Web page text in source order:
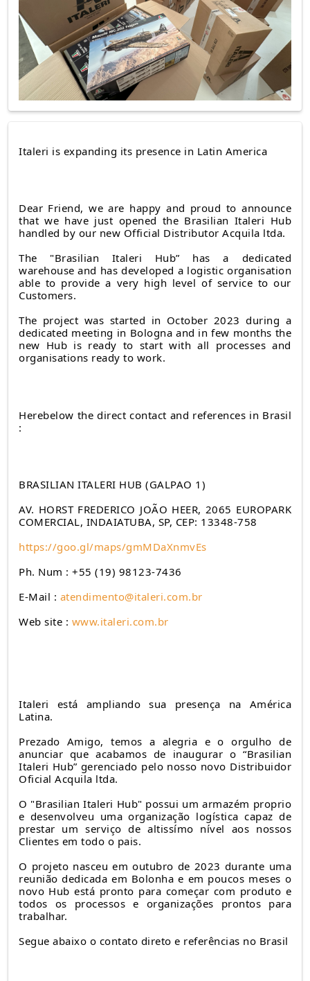
Italeri is expanding its presence in Latin America
Dear Friend, we are happy and proud to announce
that we have just opened the Brasilian Italeri Hub
handled by our new Official Distributor Acquila ltda.
The "Brasilian Italeri Hub” has a dedicated
warehouse and has developed a logistic organisation
able to provide a very high level of service to our
Customers.
The project was started in October 2023 during a
dedicated meeting in Bologna and in few months the
new Hub is ready to start with all processes and
organisations ready to work.
Herebelow the direct contact and references in Brasil
:
BRASILIAN ITALERI HUB (GALPAO 1)
AV. HORST FREDERICO JOÃO HEER, 2065 EUROPARK
COMERCIAL, INDAIATUBA, SP, CEP: 13348-758
https://goo.gl/maps/gmMDaXnmvEs
Ph. Num : +55 (19) 98123-7436
E-Mail : atendimento@italeri.com.br
Web site : www.italeri.com.br
Italeri está ampliando sua presença na América
Latina.
Prezado Amigo, temos a alegria e o orgulho de
anunciar que acabamos de inaugurar o “Brasilian
Italeri Hub” gerenciado pelo nosso novo Distribuidor
Oficial Acquila ltda.
O "Brasilian Italeri Hub" possui um armazém proprio
e desenvolveu uma organização logística capaz de
prestar um serviço de altissímo nível aos nossos
Clientes em todo o pais.
O projeto nasceu em outubro de 2023 durante uma
reunião dedicada em Bolonha e em poucos meses o
novo Hub está pronto para começar com produto e
todos os processos e organizações prontos para
trabalhar.
Segue abaixo o contato direto e referências no Brasil